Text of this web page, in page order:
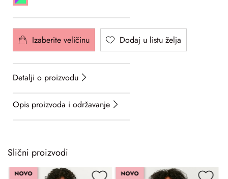
Izaberite veličinu Dodaj u listu želja
Detalji o proizvodu
Opis proizvoda i održavanje
Slični proizvodi
NOVO NOVO